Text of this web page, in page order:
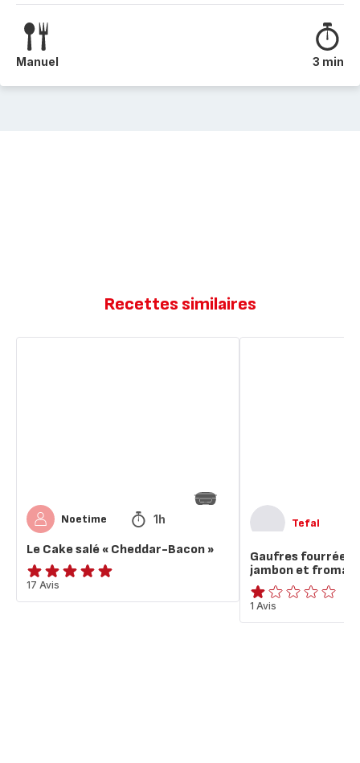
Manuel 3 min
Recettes similaires
Noetime 1h
Le Cake salé « Cheddar-Bacon »
ratings.4.9
17 Avis
Tefal
Gaufres fourrées
jambon et
Avis
1
1 Avis